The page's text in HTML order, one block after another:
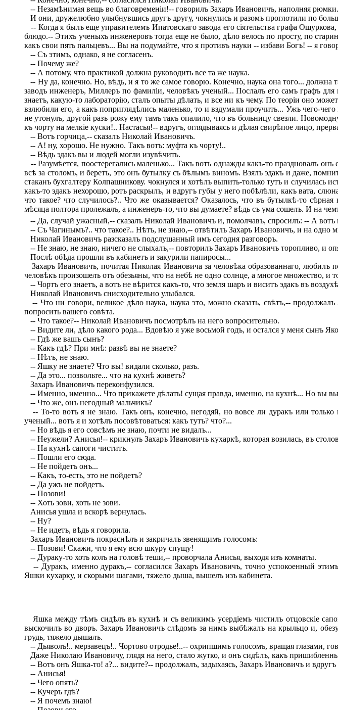
-- Незамѣнимая вещь во благовременіи!-- говорилъ Захаръ Ивановичъ, наполняя
И они, дружелюбно улыбнувшись другъ другу, чокнулись и разомъ проглотили по
-- Когда я былъ еще управителемъ Ипатовскаго завода его сіятельства графа
блюдо.-- Этихъ ученыхъ инженеровъ тогда еще не было, дѣло велось по просту, по
какъ свои пять пальцевъ... Вы на подумайте, что я противъ науки -- избави Богъ! -- я
-- Съ этимъ, однако, я не согласенъ.
-- Почему же?
-- А потому, что практикой должна руководить все та же наука.
-- Ну да, конечно. Но, вѣдь, и я то же самое говорю. Конечно, наука она того... должна
заводъ инженеръ, Миллеръ по фамиліи, человѣкъ ученый... Послалъ его самъ графъ для
знаетъ, какую-то лабораторію, сталъ опыты дѣлать, и все ни къ чему. По теоріи оно
взлюбили его, а какъ поприглядѣлись маленько, то и вздумали проучить... Ужъ чего-
не утонулъ, другой разъ рожу ему тамъ такъ опалило, что въ больницу свезли.
къ чорту на мелкіе куски!.. Настасья!-- вдругъ, оглядываясь и дѣлая свирѣпое лицо,
-- Вотъ горчица,-- сказалъ Николай Ивановичъ.
-- А! ну, хорошо. Не нужно. Такъ вотъ: муфта къ чорту!..
-- Вѣдь эдакъ вы и людей могли изувѣчить.
-- Разумѣется, поостерегались маленько... Такъ вотъ однажды какъ-то праздновалъ
всѣ за столомъ, и беретъ, это онъ бутылку съ бѣлымъ виномъ. Взялъ эдакъ и даже,
стаканъ бухгалтеру Колпашникову. чокнулся и хотѣлъ выпить-только тутъ и случилась
какъ-то эдакъ нехорошо, ротъ раскрылъ, и вдругъ губы у него побѣлѣли, какъ вата,
что такое? что случилось?.. Что же оказывается? Оказалось, что въ бутылкѣ-то
мѣсяца полтора пролежалъ, а инженеръ-то, что вы думаете? вѣдь съ ума сошелъ. И на
-- Да, случай ужасный,-- сказалъ Николай Ивановичъ и, помолчавъ, спросилъ: -- А вотъ
-- Съ Чагинымъ?.. что такое?.. Нѣтъ, не знаю,-- отвѣтилъ Захаръ Ивановичъ, и на одно
Николай Ивановичъ разсказалъ подслушанный имъ сегодня разговоръ.
-- Не знаю, не знаю, ничего не слыхалъ,-- повторилъ Захаръ Ивановичъ торопливо, и
Послѣ обѣда прошли въ кабинетъ и закурили папиросы...
Захаръ Ивановичъ, почитая Николая Ивановича за человѣка образованнаго, любилъ
человѣкъ произошелъ отъ обезьяны, что на небѣ не одно солнце, а многое множество, и
-- Чортъ его знаетъ, а вотъ не вѣрится какъ-то, что земля шаръ и виситъ эдакъ въ
Николай Ивановичъ снисходительно улыбался.
-- Что ни говори, великое дѣло наука, наука это, можно сказать, свѣтъ,--
попросить вашего совѣта.
-- Что такое?-- Николай Ивановичъ посмотрѣлъ на него вопросительно.
-- Видите ли, дѣло какого рода... Вдовѣю я уже восьмой годъ, и остался у меня сынъ
-- Гдѣ же вашъ сынъ?
-- Какъ гдѣ? При мнѣ: развѣ вы не знаете?
-- Нѣтъ, не знаю.
-- Яшку не знаете? Что вы! видали сколько, разъ.
-- Да это... позвольте... что на кухнѣ живетъ?
Захаръ Ивановичъ переконфузился.
-- Именно, именно... Что прикажете дѣлать! сущая правда, именно, на кухнѣ... Но вы
-- Что же, онъ негодный мальчикъ?
-- То-то вотъ я не знаю. Такъ онъ, конечно, негодяй, но вовсе ли дуракъ или
ученый... вотъ я и хотѣлъ посовѣтоваться: какъ тутъ? что?...
-- Но вѣдь я его совсѣмъ не знаю, почти не видалъ...
-- Неужели? Анисья!-- крикнулъ Захаръ Ивановичъ кухаркѣ, которая возилась, въ
-- На кухнѣ сапоги чиститъ.
-- Пошли его сюда.
-- Не пойдетъ онъ...
-- Какъ, то-есть, это не пойдетъ?
-- Да ужъ не пойдетъ.
-- Позови!
-- Хоть зови, хоть не зови.
Анисья ушла и вскорѣ вернулась.
-- Ну?
-- Не идетъ, вѣдь я говорила.
Захаръ Ивановичъ покраснѣлъ и закричалъ звенящимъ голосомъ:
-- Позови! Скажи, что я ему всю шкуру спущу!
-- Дураку-то хоть колъ на головѣ теши,-- проворчала Анисья, выходя изъ комнаты.
-- Дуракъ, именно дуракъ,-- согласился Захаръ Ивановичъ, точно успокоенный
Яшки кухарку, и скорыми шагами, тяжело дыша, вышелъ изъ кабинета.
Яшка между тѣмъ сидѣлъ въ кухнѣ и съ великимъ усердіемъ чистилъ отцовскіе
выскочилъ во дворъ. Захаръ Ивановичъ слѣдомъ за нимъ выбѣжалъ на крыльцо и,
грудь, тяжело дышалъ.
-- Дьяволъ!.. мерзавецъ!.. Чортово отродье!..-- охрипшимъ голосомъ, вращая глазами,
Даже Николаю Ивановичу, глядя на него, стало жутко, и онъ сидѣлъ, какъ
-- Вотъ онъ Яшка-то! а?... видите?-- продолжалъ, задыхаясь, Захаръ Ивановичъ и
-- Анисья!
-- Чего опять?
-- Кучеръ гдѣ?
-- Я почемъ знаю!